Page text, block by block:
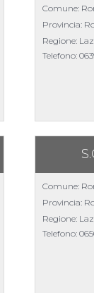
Comune:
Provincia:
Regione:
Telefono:
Comune:
Provincia:
Regione:
Telefono: